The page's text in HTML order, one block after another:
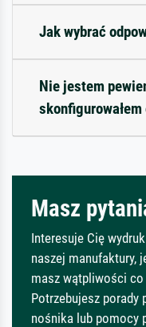
Jak wybrać
Nie jestem
skonfigurowałem
Masz
Interesuje Cię
naszej manufaktury,
masz wątpliwości co
Potrzebujesz porady
nośnika lub pomocy